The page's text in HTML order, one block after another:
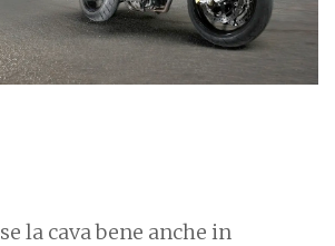
se la cava bene anche in